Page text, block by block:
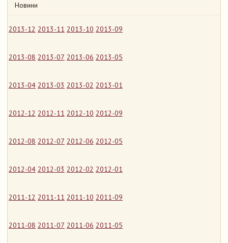
Новини
2013-12 2013-11 2013-10 2013-09
2013-08 2013-07 2013-06 2013-05
2013-04 2013-03 2013-02 2013-01
2012-12 2012-11 2012-10 2012-09
2012-08 2012-07 2012-06 2012-05
2012-04 2012-03 2012-02 2012-01
2011-12 2011-11 2011-10 2011-09
2011-08 2011-07 2011-06 2011-05